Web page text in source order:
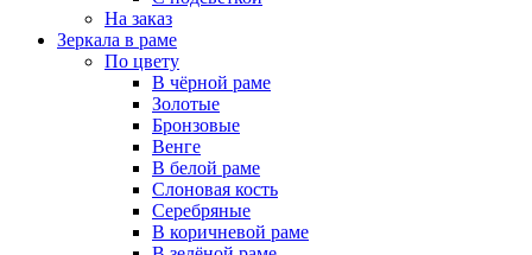
На заказ
Зеркала в раме
По цвету
В чёрной раме
Золотые
Бронзовые
Венге
В белой раме
Слоновая кость
Серебряные
В коричневой раме